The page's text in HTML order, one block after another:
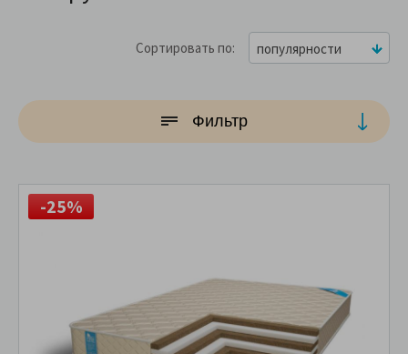
Сортировать по популярности
Фильтр
-25%